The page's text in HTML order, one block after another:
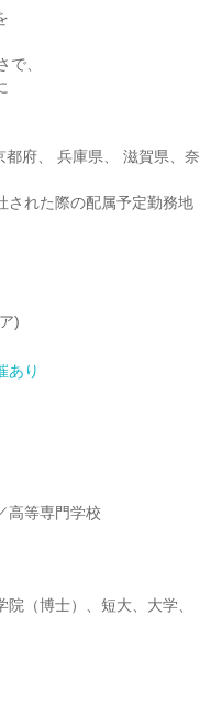
で、
府、 兵庫県、 滋賀県、奈
れた際の配属予定勤務地
)
あり
高等専門学校
（博士）、短大、大学、